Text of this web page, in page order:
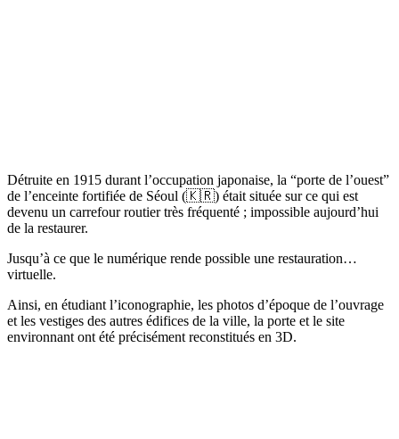
Détruite en 1915 durant l’occupation japonaise, la “porte de l’ouest”
de l’enceinte fortifiée de Séoul (🇰🇷) était située sur ce qui est
devenu un carrefour routier très fréquenté ; impossible aujourd’hui
de la restaurer.
Jusqu’à ce que le numérique rende possible une restauration…
virtuelle.
Ainsi, en étudiant l’iconographie, les photos d’époque de l’ouvrage
et les vestiges des autres édifices de la ville, la porte et le site
environnant ont été précisément reconstitués en 3D.